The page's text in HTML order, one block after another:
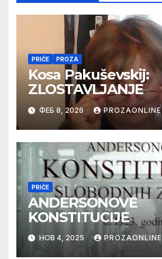
PRIČE PROZA
Kosa Pakuševskij:
ZLOSTAVLJANJE
ФЕБ 8, 2026 PROZAONLINE
PRIČE
ANDERSONOVE
KONSTITUCIJE
НОВ 4, 2025 PROZAONLINE